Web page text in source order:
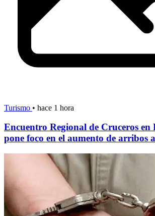
Turismo • hace 1 hora
Encuentro Regional de Cruceros en
pone foco en el aumento de arribos